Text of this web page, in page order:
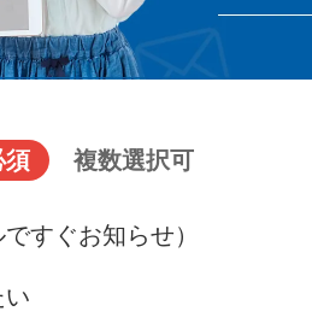
須 複数選択可
すぐお知らせ）
い